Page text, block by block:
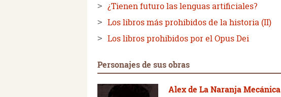
¿Tienen futuro las lenguas artificiales?
Los libros más prohibidos de la historia (II)
Los libros prohibidos por el Opus Dei
Personajes de sus obras
Alex de La Naranja Mecánica